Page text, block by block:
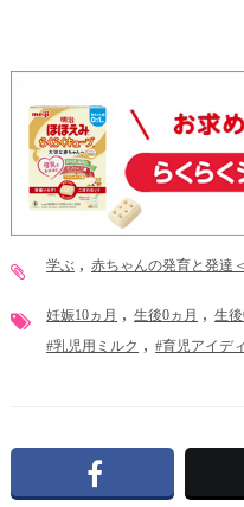
学ぶ 赤ちゃんの発育と発達
妊娠10ヵ月 生後0ヵ月 生後
#乳児用ミルク #育児アイデ